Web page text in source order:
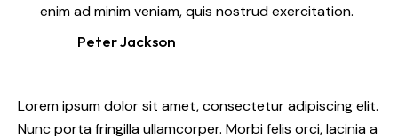
enim ad minim veniam, quis nostrud exercitation.
Peter Jackson
Lorem ipsum dolor sit amet, consectetur adipiscing elit.
Nunc porta fringilla ullamcorper. Morbi felis orci, lacinia a